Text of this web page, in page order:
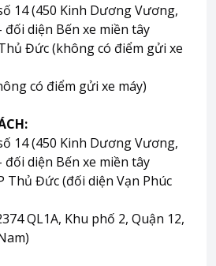
14 (450 Kinh Dương Vương,
đối diện Bến xe miền tây
Đức (không có điểm gửi xe
có điểm gửi xe máy)
14 (450 Kinh Dương Vương,
đối diện Bến xe miền tây
Thủ Đức (đối diện Vạn Phúc
QL1A, Khu phố 2, Quận 12,